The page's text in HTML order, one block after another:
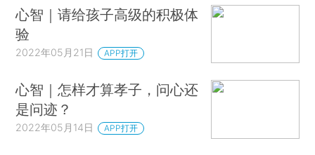
心智｜请给孩子高级的积极体
验
2022年05月21日 APP打开
心智｜怎样才算孝子，问心还
是问迹？
2022年05月14日 APP打开